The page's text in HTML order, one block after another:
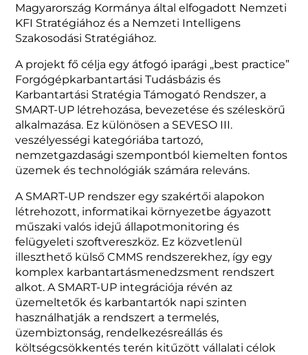
Magyarország Kormánya által elfogadott Nemzeti
KFI Stratégiához és a Nemzeti Intelligens
Szakosodási Stratégiához.
A projekt fő célja egy átfogó iparági „best practice”
Forgógépkarbantartási Tudásbázis és
Karbantartási Stratégia Támogató Rendszer, a
SMART-UP létrehozása, bevezetése és széleskörű
alkalmazása. Ez különösen a SEVESO III.
veszélyességi kategóriába tartozó,
nemzetgazdasági szempontból kiemelten fontos
üzemek és technológiák számára releváns.
A SMART-UP rendszer egy szakértői alapokon
létrehozott, informatikai környezetbe ágyazott
műszaki valós idejű állapotmonitoring és
felügyeleti szoftvereszköz. Ez közvetlenül
illeszthető külső CMMS rendszerekhez, így egy
komplex karbantartásmenedzsment rendszert
alkot. A SMART-UP integrációja révén az
üzemeltetők és karbantartók napi szinten
használhatják a rendszert a termelés,
üzembiztonság, rendelkezésreállás és
költségcsökkentés terén kitűzött vállalati célok